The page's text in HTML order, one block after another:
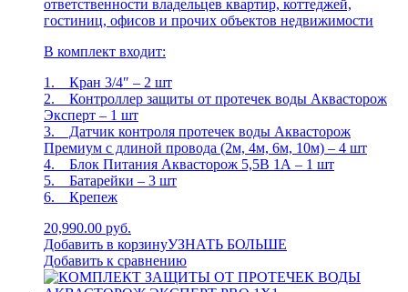
ответственности владельцев квартир, коттеджей,
гостиниц, офисов и прочих объектов недвижимости
В комплект входит:
1. Кран 3/4″ – 2 шт
2. Контроллер защиты от протечек воды Аквасторож
Эксперт – 1 шт
3. Датчик контроля протечек воды Аквасторож
Премиум с длиной провода (2м, 4м, 6м, 10м) – 4 шт
4. Блок Питания Аквасторож 5,5В 1А – 1 шт
5. Батарейки – 3 шт
6. Крепеж
20,990.00 руб.
Добавить в корзинуУЗНАТЬ БОЛЬШЕ
Добавить к сравнению